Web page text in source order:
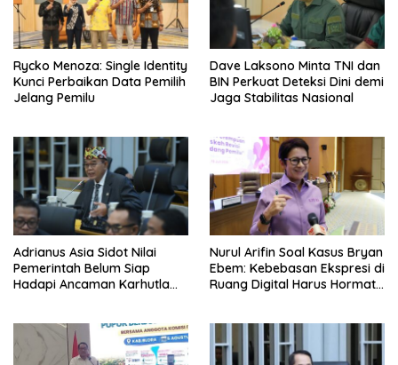
Rycko Menoza: Single Identity
Kunci Perbaikan Data Pemilih
Jelang Pemilu
Dave Laksono Minta TNI dan
BIN Perkuat Deteksi Dini demi
Jaga Stabilitas Nasional
Adrianus Asia Sidot Nilai
Pemerintah Belum Siap
Hadapi Ancaman Karhutla
Nurul Arifin Soal Kasus Bryan
Ebem: Kebebasan Ekspresi di
Ruang Digital Harus Hormati